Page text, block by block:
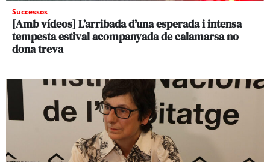
Successos
[Amb vídeos] L’arribada d’una esperada i intensa
tempesta estival acompanyada de calamarsa no
dona treva